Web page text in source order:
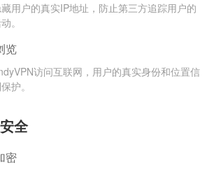
用户的真实IP地址，防止第三方追踪用户的
。
览
访问互联网，用户的真实身份和位置信
护。
全
密